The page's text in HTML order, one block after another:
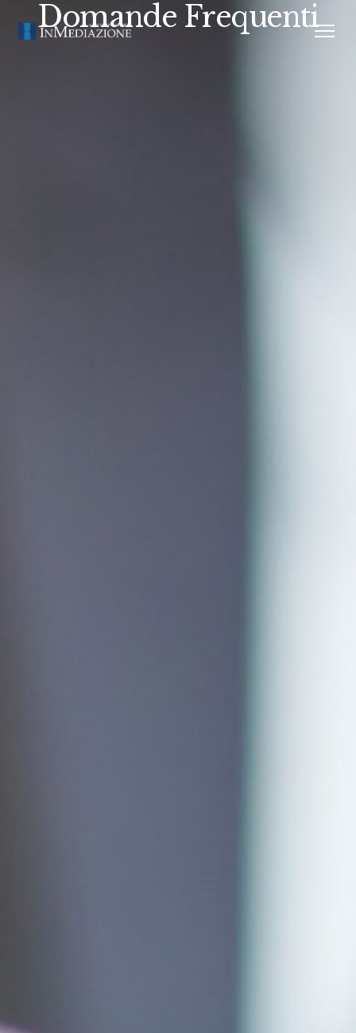
Domande Frequenti